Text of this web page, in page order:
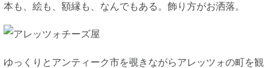
本も、絵も、額縁も、なんでもある。飾り方がお洒落。
ゆっくりとアンティーク市を覗きながらアレッツォの町を観